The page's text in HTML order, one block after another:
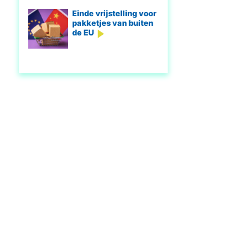
Einde vrijstelling voor
pakketjes van buiten
de EU